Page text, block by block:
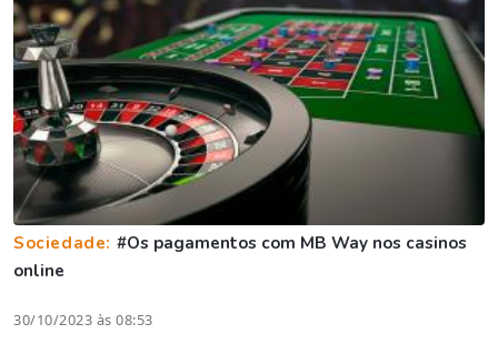
Sociedade: #Os pagamentos com MB Way nos casinos
online
30/10/2023 às 08:53